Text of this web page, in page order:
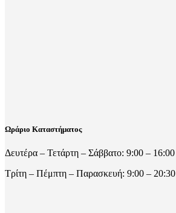
Ωράριο Καταστήματος
Δευτέρα – Τετάρτη – Σάββατο: 9:00 – 16:00
Τρίτη – Πέμπτη – Παρασκευή: 9:00 – 20:30